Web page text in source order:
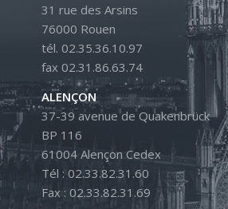
31 rue des Arsins
76000 Rouen
tél. 02.35.36.10.97
fax 02.31.86.63.74
ALENÇON
37-39 avenue de Quakenbrück
BP 116
61004 Alençon Cedex
Tél : 02.33.82.31.60
Fax : 02.33.82.31.69